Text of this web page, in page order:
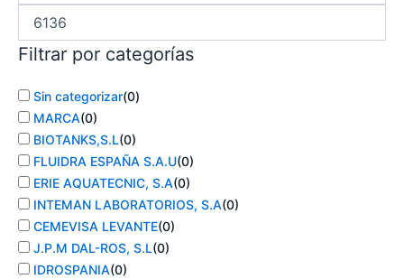
Filtrar por categorías
Sin categorizar(0)
MARCA(0)
BIOTANKS,S.L(0)
FLUIDRA ESPAÑA S.A.U(0)
ERIE AQUATECNIC, S.A(0)
INTEMAN LABORATORIOS, S.A(0)
CEMEVISA LEVANTE(0)
J.P.M DAL-ROS, S.L(0)
IDROSPANIA(0)